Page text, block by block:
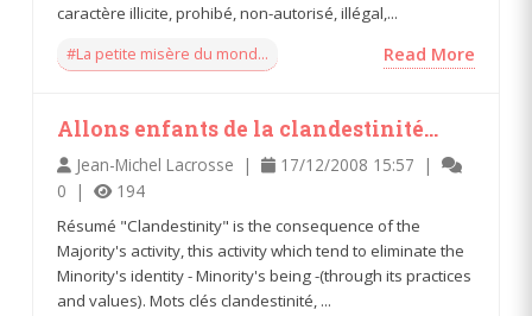
caractère illicite, prohibé, non-autorisé, illégal,...
#La petite misère du mond...
Read More
Allons enfants de la clandestinité...
Jean-Michel Lacrosse |
17/12/2008 15:57 |
0 |
194
Résumé "Clandestinity" is the consequence of the
Majority's activity, this activity which tend to eliminate the
Minority's identity - Minority's being -(through its practices
and values). Mots clés clandestinité, ...